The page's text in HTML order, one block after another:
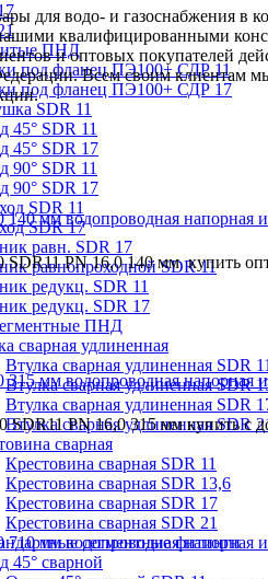
ПНД
под фланец ПЭ100+ СДР 11
под фланец ПЭ100+ СДР 17
SDR 11
45° SDR 11
45° SDR 17
90° SDR 11
90° SDR 17
SDR 11
SDR 17
равн. SDR 17
равнопроходной SDR 11
редукц. SDR 11
редукц. SDR 17
ПНД
сварная удлиненная
Втулка сварная удлиненная SDR 11
Втулка сварная удлиненная SDR
Втулка сварная удлиненная SDR
Втулка сварная удлиненная SDR
сварная
Крестовина сварная SDR 11
Крестовина сварная SDR 13,6
Крестовина сварная SDR 17
Крестовина сварная SDR 21
сегментные фитинги
45° сварной
для водо- и газоснабжения
квалифицированными
и оптовых покупателей
Всем своим клиентам
мм водопроводная напорная
SDR11 PN 16,0 140 мм купить
мм водопроводная напорная
SDR11 PN 16,0 315 мм купить с
мм водопроводная напорная